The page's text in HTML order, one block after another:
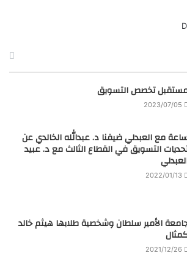
تخصص التسويق
2023/07/05
مع العبدلي ضيفنا د. عبدالله الخالدي عن
التسويق في القطاع الثالث مع د. عبيد
2022/01/13
الأمير سلطان وشخصية طلابها هيثم خالد
2021/12/26